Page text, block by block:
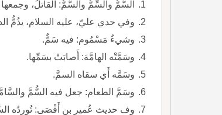
السَّمُّ والسِّمُّ والسُّمُّ: القاتلُ، وجمعها سِمامٌ.
وفي حدي عليّ، عليه السلام، يذُمُّ الدنيا:
وشيءٌ مَسْمُوم: فيه سَمٌّ.
وسَمَّتْه الهامَّة: أَصابَتْ بسَمِّها.
وسَمَّه أَي سقاه السمَّ.
وسَمَّ الطعام: جعل فيه السُّمَّ والسَّامَّةُ: الموتُ، نادر، والمعروف السَّامُ، بتخفيف الميم بلا هاء.
وف حديث عُمير بن أَفْصَى: تُورِدُه